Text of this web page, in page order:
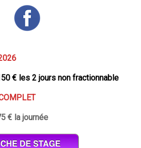
€ les 2 jours non fractionnable
€ la journée